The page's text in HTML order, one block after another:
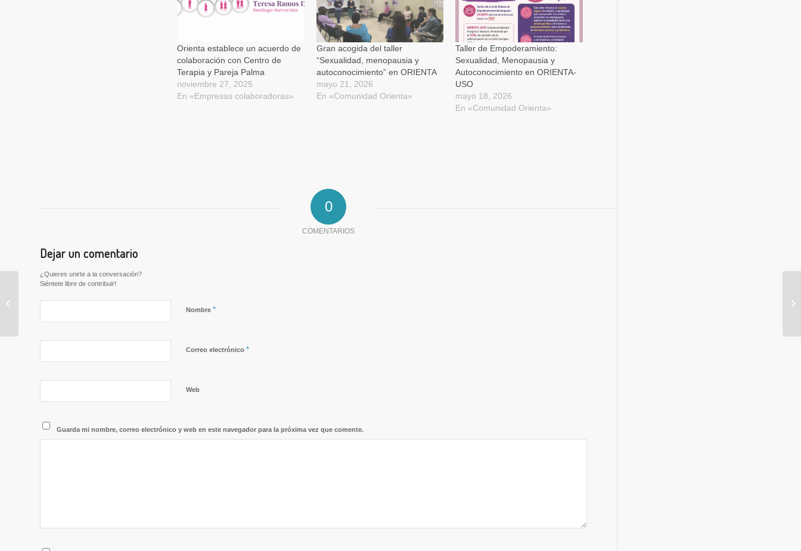
(Se
abre
nueva)
Orienta establece un acuerdo de
colaboración con Centro de
Terapia y Pareja Palma
noviembre 27, 2025
En «Empresas colaboradoras»
Gran acogida del taller
“Sexualidad, menopausia y
autoconocimiento” en ORIENTA
mayo 21, 2026
En «Comunidad Orienta»
Taller de Empoderamiento:
Sexualidad, Menopausia y
Autoconocimiento en ORIENTA-
USO
mayo 18, 2026
En «Comunidad Orienta»
0
COMENTARIOS
Dejar un comentario
¿Quieres unirte a la conversación?
Siéntete libre de contribuir!
Nombre *
Correo electrónico *
Web
Guarda mi nombre, correo electrónico y web en este navegador para la próxima vez que comente.
VISITA GRATUITA al
SOCIB Coastal Ocean
System Balearic...